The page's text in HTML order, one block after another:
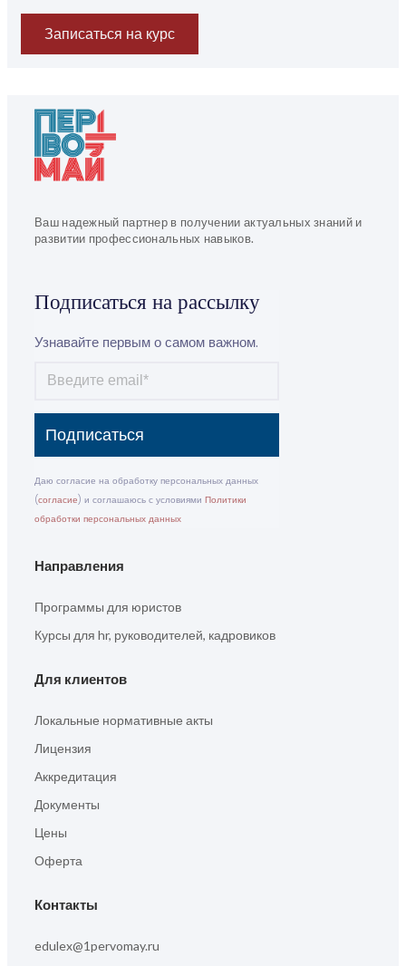
Записаться на курс
Ваш надежный партнер в получении актуальных знаний и
развитии профессиональных навыков.
Подписаться на рассылку
Узнавайте первым о самом важном.
Подписаться
Даю согласие на обработку персональных данных
(согласие) и соглашаюсь с условиями Политики
обработки персональных данных
Направления
Программы для юристов
Курсы для hr, руководителей, кадровиков
Для клиентов
Локальные нормативные акты
Лицензия
Аккредитация
Документы
Цены
Оферта
Контакты
edulex@1pervomay.ru